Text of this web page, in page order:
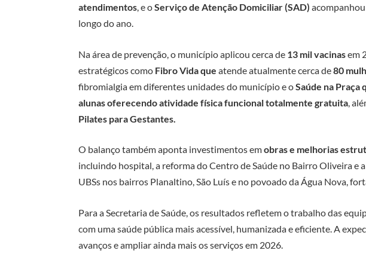
atendimentos, e oServiço de Atenção Domiciliar (SAD)
longo do ano.
Na área de prevenção, o município aplicou cerca de 13 mil vacinasem
estratégicos como Fibro Vida queatende atualmente cerca de80
fibromialgia em diferentes unidades do município e oSaúde na Praça
alunas oferecendo atividade física funcional totalmente gratuita ,
Pilates para Gestantes.
O balanço também aponta investimentos emobras e melhorias
incluindo hospital, a reforma do Centro de Saúde no Bairro Oliveira e
UBSs nos bairros Planaltino, São Luís e no povoado da Água Nova,
Para a Secretaria de Saúde, os resultados refletem o trabalho das
com uma saúde pública mais acessível, humanizada e eficiente. A
avanços e ampliar ainda mais os serviços em 2026.